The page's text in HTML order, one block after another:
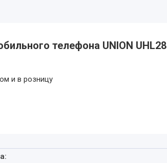
телефона UNION UHL28
и в розницу